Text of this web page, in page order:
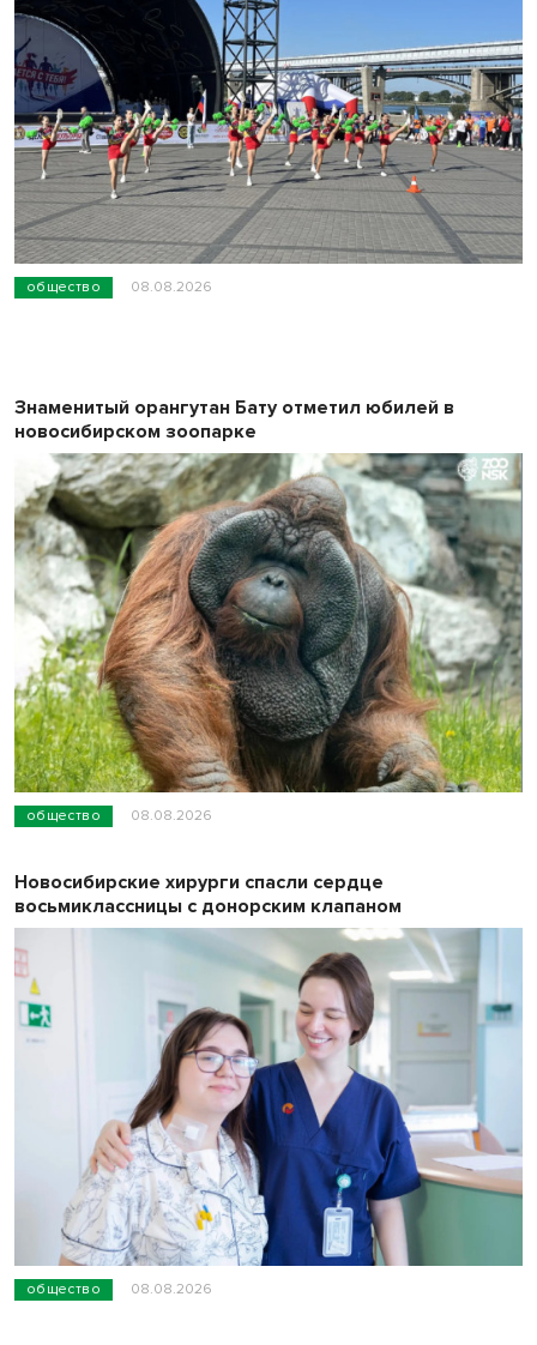
общество 08.08.2026
общество 08.08.2026
Знаменитый орангутан Бату отметил юбилей в
новосибирском зоопарке
общество 08.08.2026
Новосибирские хирурги спасли сердце
восьмиклассницы с донорским клапаном